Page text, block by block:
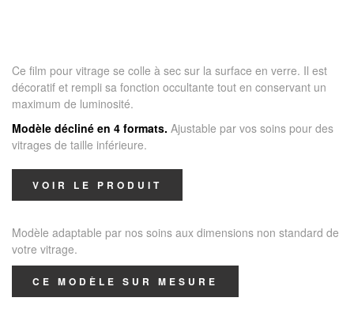
Ce film pour vitrage se colle à sec sur la surface en verre. Il est
décoratif et rempli sa fonction occultante tout en conservant un
maximum de luminosité.
Modèle décliné en 4 formats. Ajustable par vos soins pour des
vitrages de taille inférieure.
VOIR LE PRODUIT
Modèle adaptable par nos soins aux dimensions non standard de
votre vitrage.
CE MODÈLE SUR MESURE